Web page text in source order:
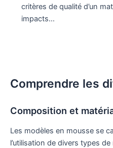
critères de qualité d’un
impacts…
Comprendre les
Composition et
Les modèles en mousse se
l’utilisation de divers types